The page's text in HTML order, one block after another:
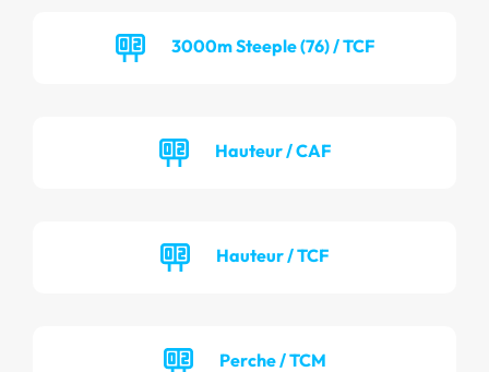
3000m Steeple (76) / TCF
Hauteur / CAF
Hauteur / TCF
Perche / TCM